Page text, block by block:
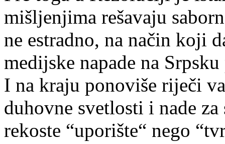
mišljenjima rešavaju
ne estradno, na način koji
medijske napade na
I na kraju ponoviše riječi
duhovne svetlosti i nade
rekoste “uporište“ nego